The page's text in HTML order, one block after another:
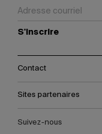
S'inscrire
Contact
Sites partenaires
Suivez-nous